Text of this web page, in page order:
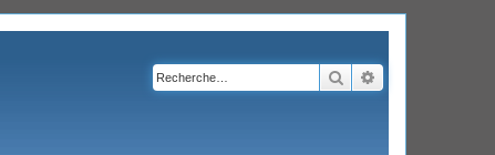
Rechercher